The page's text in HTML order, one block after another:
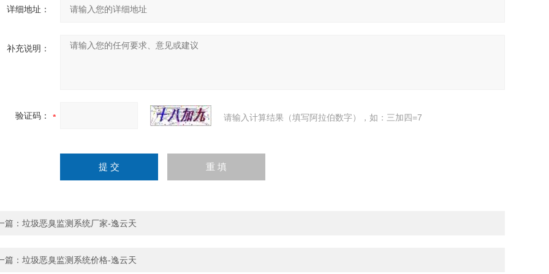
详细地址：
补充说明：
验证码： 请输入计算结果（填写阿拉伯数字），如：三加四=7
篇： 垃圾恶臭监测系统厂家-逸云天
篇： 垃圾恶臭监测系统价格-逸云天